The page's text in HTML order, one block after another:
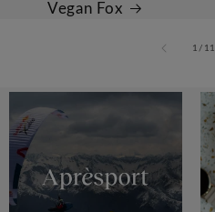
Vegan Fox
1 / iš11